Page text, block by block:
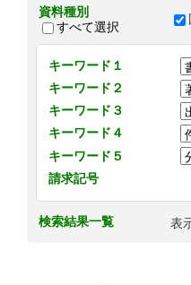
資料種別
すべて選択
キーワード１
キーワード２
キーワード３
キーワード４
キーワード５
請求記号
検索結果一覧 表